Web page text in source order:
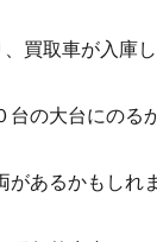
買取車が入庫
台の大台にのる
があるかもしれ